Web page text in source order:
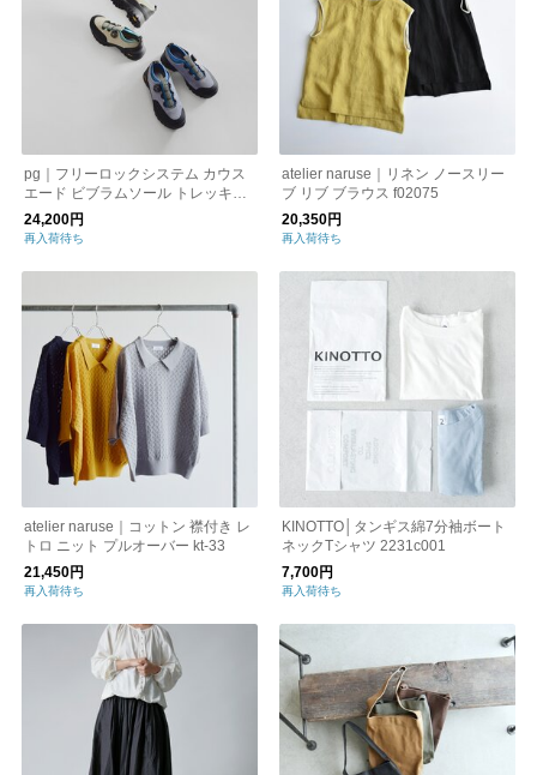
pg｜フリーロックシステム カウス
エード ビブラムソール トレッキン
グ シューズ “OLIVER” pg-0029w
24,200円
再入荷待ち
atelier naruse｜リネン ノースリー
ブ リブ ブラウス f02075
20,350円
再入荷待ち
atelier naruse｜コットン 襟付き レ
トロ ニット プルオーバー kt-33
21,450円
再入荷待ち
KINOTTO│タンギス綿7分袖ボート
ネックTシャツ 2231c001
7,700円
再入荷待ち